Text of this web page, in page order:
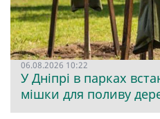
06.08.2026 10:22
У Дніпрі в парках
мішки для поливу